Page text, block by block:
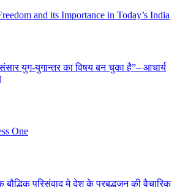
and its Importance in Today’s India
युग-युगान्तर का विषय बन चुका है”– आचार्य
One
बौद्धिक परिसंवाद मे देश के प्रबुद्धजन की वैचारिक